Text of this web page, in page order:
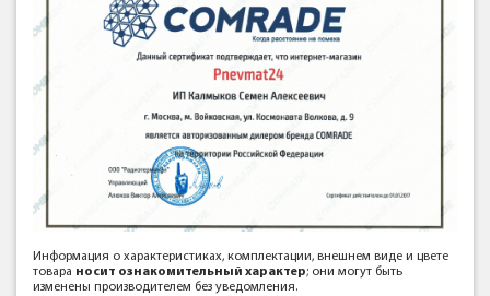
Информация о характеристиках, комплектации, внешнем виде и цвете
товара носит ознакомительный характер; они могут быть
изменены производителем без уведомления.